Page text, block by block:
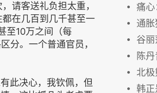
请客送礼负担太重，
在几百到几千甚至一
至10万之间（每
分。一个普通官员，
此决心，我钦佩，但
痛心
通
谷
陈
北极
韩正